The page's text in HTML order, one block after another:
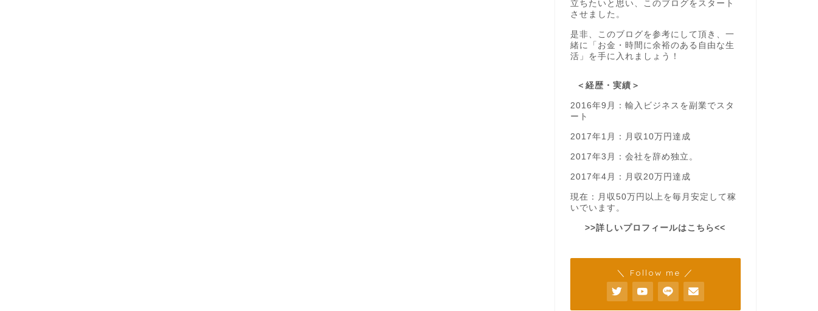
立ちたいと思い、このブログをスタート
させました。
是非、このブログを参考にして頂き、一
緒に「お金・時間に余裕のある自由な生
活」を手に入れましょう！
＜経歴・実績＞
2016年9月：輸入ビジネスを副業でスタ
ート
2017年1月：月収10万円達成
2017年3月：会社を辞め独立。
2017年4月：月収20万円達成
現在：月収50万円以上を毎月安定して稼
いでいます。
>>詳しいプロフィールはこちら<<
＼ Follow me ／